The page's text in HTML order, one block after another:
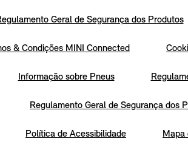
Geral de Segurança dos Produtos
& Condições MINI Connected
Informação sobre Pneus
Regulamento Geral de Segurança dos
Política de Acessibilidade Mapa